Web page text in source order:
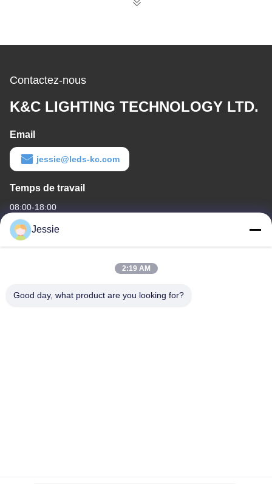
Contactez-nous
K&C LIGHTING TECHNOLOGY LTD.
Email
jessie@leds-kc.com
Temps de travail
08:00-18:00
Notre adresse
FS Science Park, n° 181, rue Gushu 1, communauté de Guxing,
Jessie
2:19 AM
Good day, what product are you looking for?